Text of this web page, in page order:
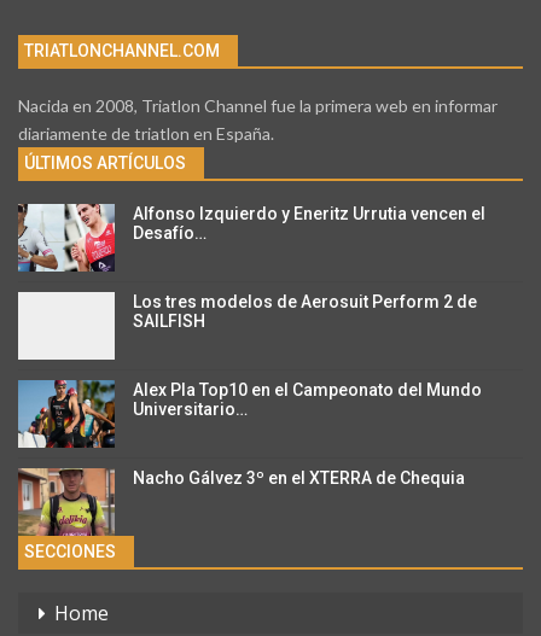
TRIATLONCHANNEL.COM
Nacida en 2008, Triatlon Channel fue la primera web en informar
diariamente de triatlon en España.
ÚLTIMOS ARTÍCULOS
Alfonso Izquierdo y Eneritz Urrutia vencen el
Desafío…
Los tres modelos de Aerosuit Perform 2 de
SAILFISH
Alex Pla Top10 en el Campeonato del Mundo
Universitario…
Nacho Gálvez 3º en el XTERRA de Chequia
SECCIONES
Home